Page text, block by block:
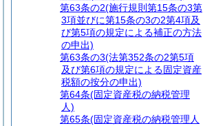
第63条の2(施行規則第15条の3第
3項並びに第15条の3の2第4項及
び第5項の規定による補正の方法
の申出)
第63条の3(法第352条の2第5項
及び第6項の規定による固定資産
税額の按分の申出)
第64条(固定資産税の納税管理
人)
第65条(固定資産税の納税管理人